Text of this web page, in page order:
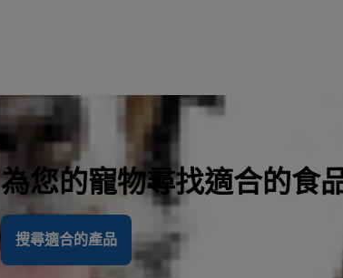
為您的寵物尋找適合的食
搜尋適合的產品